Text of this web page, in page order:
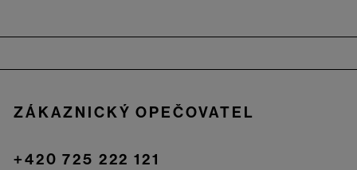
ZÁKAZNICKÝ OPEČOVATEL
+420 725 222 121